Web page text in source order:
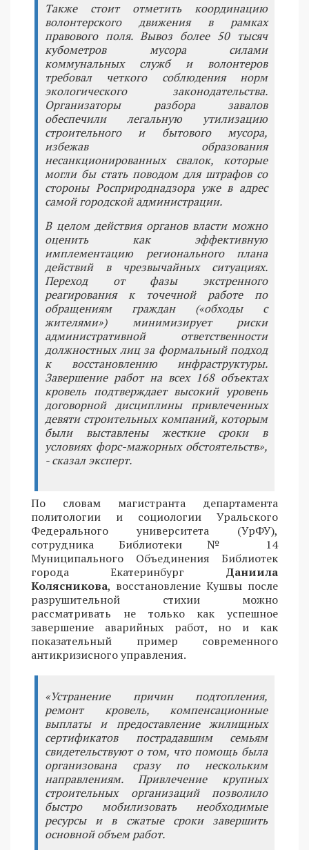
Также стоит отметить координацию
волонтерского движения в рамках
правового поля. Вывоз более 50 тысяч
кубометров мусора силами
коммунальных служб и волонтеров
требовал четкого соблюдения норм
экологического законодательства.
Организаторы разбора завалов
обеспечили легальную утилизацию
строительного и бытового мусора,
избежав образования
несанкционированных свалок, которые
могли бы стать поводом для штрафов со
стороны Росприроднадзора уже в адрес
самой городской администрации.
В целом действия органов власти можно
оценить как эффективную
имплементацию регионального плана
действий в чрезвычайных ситуациях.
Переход от фазы экстренного
реагирования к точечной работе по
обращениям граждан («обходы с
жителями») минимизирует риски
административной ответственности
должностных лиц за формальный подход
к восстановлению инфраструктуры.
Завершение работ на всех 168 объектах
кровель подтверждает высокий уровень
договорной дисциплины привлеченных
девяти строительных компаний, которым
были выставлены жесткие сроки в
условиях форс-мажорных обстоятельств»,
- сказал эксперт.
По словам магистранта департамента
политологии и социологии Уральского
Федерального университета (УрФУ),
сотрудника Библиотеки № 14
Муниципального Объединения Библиотек
города Екатеринбург Даниила
Колясникова, восстановление Кушвы после
разрушительной стихии можно
рассматривать не только как успешное
завершение аварийных работ, но и как
показательный пример современного
антикризисного управления.
«Устранение причин подтопления,
ремонт кровель, компенсационные
выплаты и предоставление жилищных
сертификатов пострадавшим семьям
свидетельствуют о том, что помощь была
организована сразу по нескольким
направлениям. Привлечение крупных
строительных организаций позволило
быстро мобилизовать необходимые
ресурсы и в сжатые сроки завершить
основной объем работ.